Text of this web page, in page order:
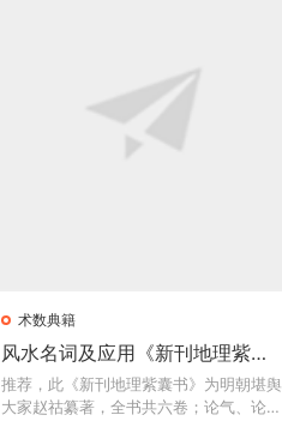
术数典籍
风水名词及应用《新刊地理紫囊
书》六卷 · 明万历赵祜纂 · 金陵一
泉舒世臣 · 太末龚尧惠刊本
推荐，此《新刊地理紫囊书》为明朝堪舆
大家赵祜纂著，全书共六卷；论气、论